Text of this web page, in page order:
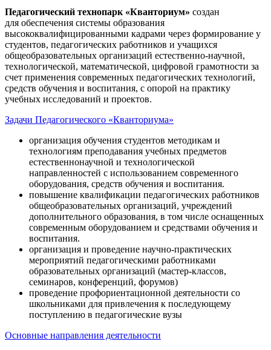
Педагогический технопарк «Кванториум» создан
для обеспечения системы образования
высококвалифицированными кадрами через формирование у
студентов, педагогических работников и учащихся
общеобразовательных организаций естественно-научной,
технологической, математической, цифровой грамотности за
счет применения современных педагогических технологий,
средств обучения и воспитания, с опорой на практику
учебных исследований и проектов.
Задачи Педагогического «Кванториума»
организация обучения студентов методикам и
технологиям преподавания учебных предметов
естественнонаучной и технологической
направленностей с использованием современного
оборудования, средств обучения и воспитания.
повышение квалификации педагогических работников
общеобразовательных организаций, учреждений
дополнительного образования, в том числе оснащенных
современным оборудованием и средствами обучения и
воспитания.
организация и проведение научно-практических
мероприятий педагогическими работниками
образовательных организаций (мастер-классов,
семинаров, конференций, форумов)
проведение профориентационной деятельности со
школьниками для привлечения к последующему
поступлению в педагогические вузы
Основные направления деятельности